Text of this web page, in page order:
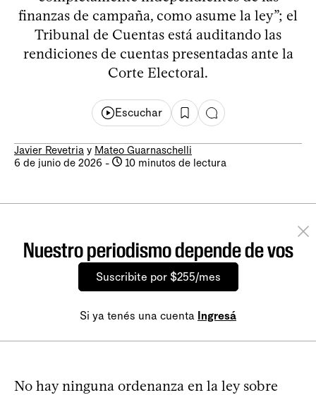
finanzas de campaña, como asume la ley”; el
Tribunal de Cuentas está auditando las
rendiciones de cuentas presentadas ante la
Corte Electoral.
Escuchar
Javier Revetria y Mateo Guarnaschelli
6 de junio de 2026 - 10 minutos de lectura
Nuestro periodismo depende de vos
Suscribite por $255/mes
Si ya tenés una cuenta Ingresá
No hay ninguna ordenanza en la ley sobre